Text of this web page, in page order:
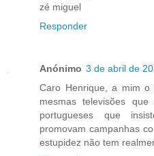
zé miguel
Responder
Anónimo 3 de abril de
Caro Henrique, a mim
mesmas televisões
portugueses que
promovam campanhas
estupidez não tem